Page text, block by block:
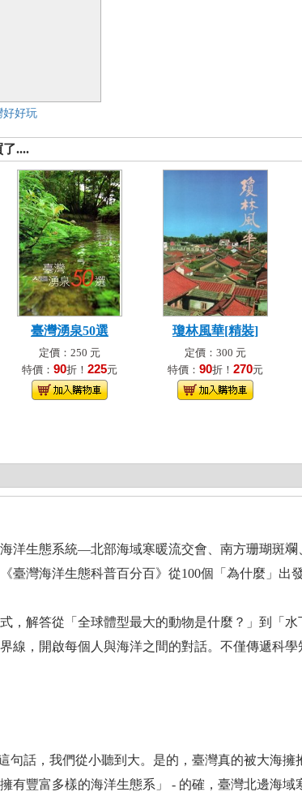
好好玩
....
臺灣湧泉50選
定價：250 元
特價： 90折！ 225元
瓊林風華[精裝]
定價：300 元
特價： 90折！ 270元
洋生態系統—北部海域寒暖流交會、南方珊瑚斑
臺灣海洋生態科普百分百》從100個「為什麼」出
，解答從「全球體型最大的動物是什麼？」到「
線，開啟每個人與海洋之間的對話。不僅傳遞科
句話，我們從小聽到大。是的，臺灣真的被大海擁
有豐富多樣的海洋生態系」 - 的確，臺灣北邊海